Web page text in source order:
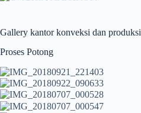
Gallery kantor konveksi dan produksi
Proses Potong